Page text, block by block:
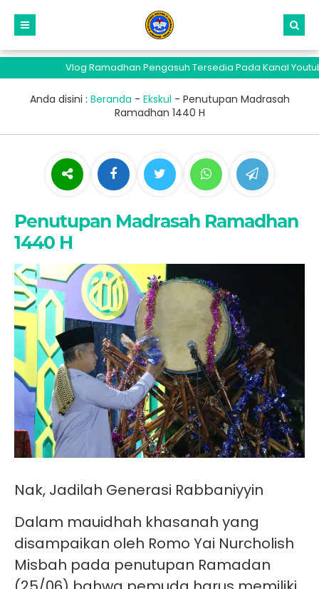
Vlog Ramadhan Pengasuh Tersedia Pada Kanal Youtube
Anda disini : Beranda - Ekskul - Penutupan Madrasah
Ramadhan 1440 H
Penutupan Madrasah Ramadhan
1440 H
Nak, Jadilah Generasi Rabbaniyyin
Dalam mauidhah khasanah yang
disampaikan oleh Romo Yai Nurcholish
Misbah pada penutupan Ramadan